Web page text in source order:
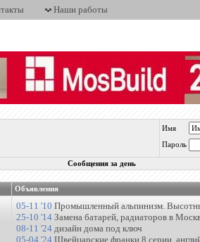
Наши работы
Имя
Пароль
Сообщения за день
Объявления
05-11 '10 Промышленный альпинизм.
25-10 '14 Замена батарей, радиаторов в
08-11 '24 дизайн дома под ключ
05-04 '24 Швейцарские франки 8 серии,